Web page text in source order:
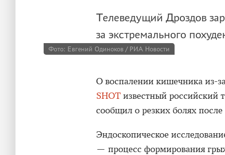
Телеведущий Дроздов
за экстремального
Фото: Евгений Одиноков / РИА Новости
О воспалении кишечника из-
SHOT известный российский
сообщил о резких болях
Эндоскопическое
— процесс формирования